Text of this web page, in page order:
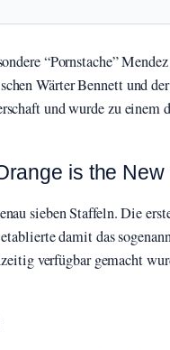
“Pornstache”
Wärter Bennett und
und wurde zu einem
is the
sieben Staffeln. Die
damit das
verfügbar gemacht